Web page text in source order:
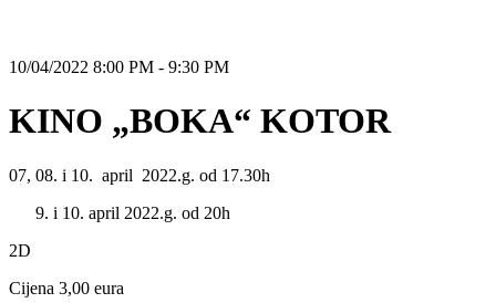
10/04/2022 8:00 PM - 9:30 PM
KINO „BOKA“ KOTOR
07, 08. i 10. april 2022.g. od 17.30h
i 10. april 2022.g. od 20h
2D
Cijena 3,00 eura